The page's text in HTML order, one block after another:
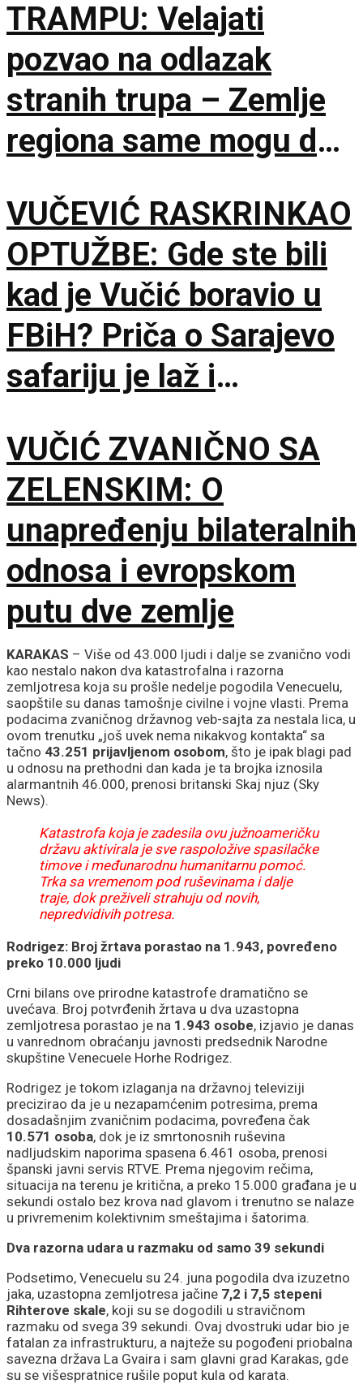
TRAMPU: Velajati
pozvao na odlazak
stranih trupa – Zemlje
regiona same mogu da
VUČEVIĆ RASKRINKAO
OPTUŽBE: Gde ste bili
kad je Vučić boravio u
FBiH? Priča o Sarajevo
safariju je laž i
VUČIĆ ZVANIČNO SA
ZELENSKIM: O
unapređenju bilateralnih
odnosa i evropskom
putu dve zemlje
KARAKAS – Više od 43.000 ljudi i dalje se zvanično vodi
kao nestalo nakon dva katastrofalna i razorna
zemljotresa koja su prošle nedelje pogodila Venecuelu,
saopštile su danas tamošnje civilne i vojne vlasti. Prema
podacima zvaničnog državnog veb-sajta za nestala lica, u
ovom trenutku „još uvek nema nikakvog kontakta“ sa
tačno 43.251 prijavljenom osobom, što je ipak blagi pad
u odnosu na prethodni dan kada je ta brojka iznosila
alarmantnih 46.000, prenosi britanski Skaj njuz (Sky
News).
Katastrofa koja je zadesila ovu južnoameričku
državu aktivirala je sve raspoložive spasilačke
timove i međunarodnu humanitarnu pomoć.
Trka sa vremenom pod ruševinama i dalje
traje, dok preživeli strahuju od novih,
nepredvidivih potresa.
Rodrigez: Broj žrtava porastao na 1.943, povređeno
preko 10.000 ljudi
Crni bilans ove prirodne katastrofe dramatično se
uvećava. Broj potvrđenih žrtava u dva uzastopna
zemljotresa porastao je na 1.943 osobe, izjavio je danas
u vanrednom obraćanju javnosti predsednik Narodne
skupštine Venecuele Horhe Rodrigez.
Rodrigez je tokom izlaganja na državnoj televiziji
precizirao da je u nezapamćenim potresima, prema
dosadašnjim zvaničnim podacima, povređena čak
10.571 osoba, dok je iz smrtonosnih ruševina
nadljudskim naporima spasena 6.461 osoba, prenosi
španski javni servis RTVE. Prema njegovim rečima,
situacija na terenu je kritična, a preko 15.000 građana je u
sekundi ostalo bez krova nad glavom i trenutno se nalaze
u privremenim kolektivnim smeštajima i šatorima.
Dva razorna udara u razmaku od samo 39 sekundi
Podsetimo, Venecuelu su 24. juna pogodila dva izuzetno
jaka, uzastopna zemljotresa jačine 7,2 i 7,5 stepeni
Rihterove skale, koji su se dogodili u stravičnom
razmaku od svega 39 sekundi. Ovaj dvostruki udar bio je
fatalan za infrastrukturu, a najteže su pogođeni priobalna
savezna država La Gvaira i sam glavni grad Karakas, gde
su se višespratnice rušile poput kula od karata.